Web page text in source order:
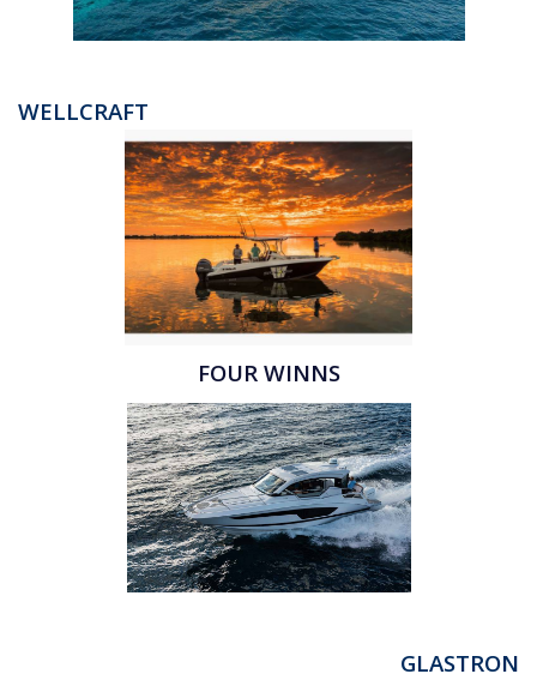
WELLCRAFT
FOUR WINNS
GLASTRON